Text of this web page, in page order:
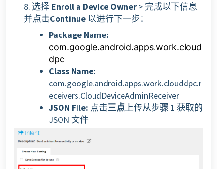
8. 选择 Enroll a Device Owner > 完成以下信息
并点击Continue 以进行下一步：
Package Name:
com.google.android.apps.work.cloud
dpc
Class Name:
com.google.android.apps.work.clouddpc.r
eceivers.CloudDeviceAdminReceiver
JSON File: 点击三点上传从步骤 1 获取的
JSON 文件